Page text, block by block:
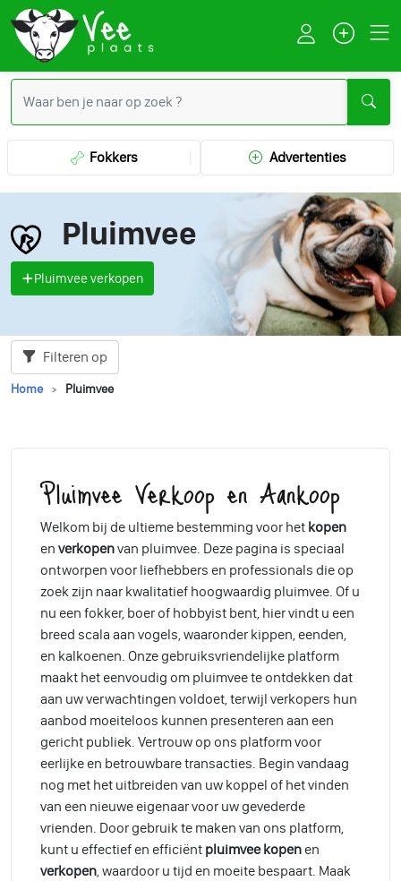
Fokkers Advertenties
Pluimvee
Pluimvee verkopen
Filteren op
Home Pluimvee
Pluimvee Verkoop en Aankoop
Welkom bij de ultieme bestemming voor het kopen
en verkopenvan pluimvee. Deze pagina is speciaal
ontworpen voor liefhebbers en professionals die op
zoek zijn naar kwalitatief hoogwaardig pluimvee. Of u
nu een fokker, boer of hobbyist bent, hier vindt u een
breed scala aan vogels, waaronder kippen, eenden,
en kalkoenen. Onze gebruiksvriendelijke platform
maakt het eenvoudig om pluimvee te ontdekken dat
aan uw verwachtingen voldoet, terwijl verkopers hun
aanbod moeiteloos kunnen presenteren aan een
gericht publiek. Vertrouw op ons platform voor
eerlijke en betrouwbare transacties. Begin vandaag
nog met het uitbreiden van uw koppel of het vinden
van een nieuwe eigenaar voor uw gevederde
vrienden. Door gebruik te maken van ons platform,
kunt u effectief en efficiënt pluimvee kopen en
verkopen, waardoor u tijd en moeite bespaart. Maak